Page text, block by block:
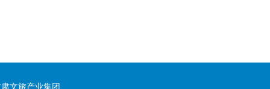
文旅产业集团